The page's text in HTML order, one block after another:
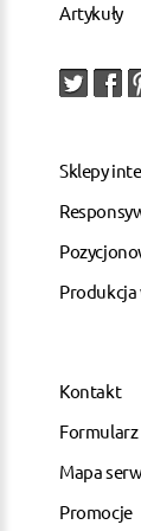
Artykuły
Sklepy
Kontakt
Mapa
Promocje